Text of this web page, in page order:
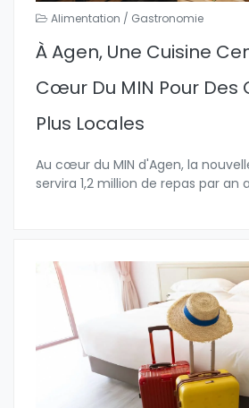
Alimentation / Gastronomie
À Agen, Une Cuisine
Cœur Du MIN Pour Des
Plus Locales
Au cœur du MIN d'Agen, la
servira 1,2 million de repas par an